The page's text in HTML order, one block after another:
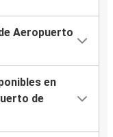
Aeropuerto
en
de